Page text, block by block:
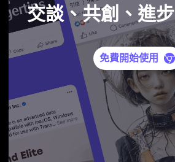
交談、共創、進步
免費開始使用